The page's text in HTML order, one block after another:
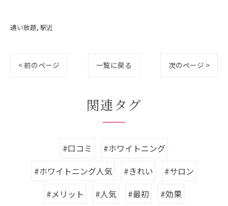
通い放題 駅近
< 前のページ 一覧に戻る 次のページ >
関連タグ
#口コミ
#ホワイトニング
#ホワイトニング人気
#きれい
#サロン
#メリット
#人気 #最初 #効果